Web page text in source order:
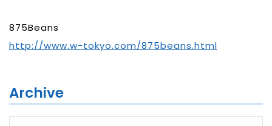
875Beans
http://www.w-tokyo.com/875beans.html
Archive